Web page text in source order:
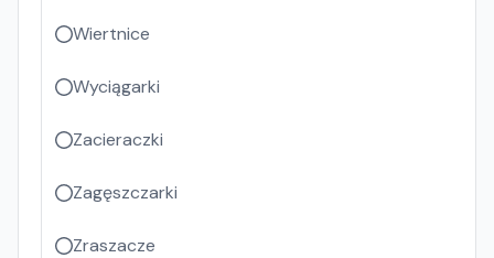
Wiertnice
Wyciągarki
Zacieraczki
Zagęszczarki
Zraszacze